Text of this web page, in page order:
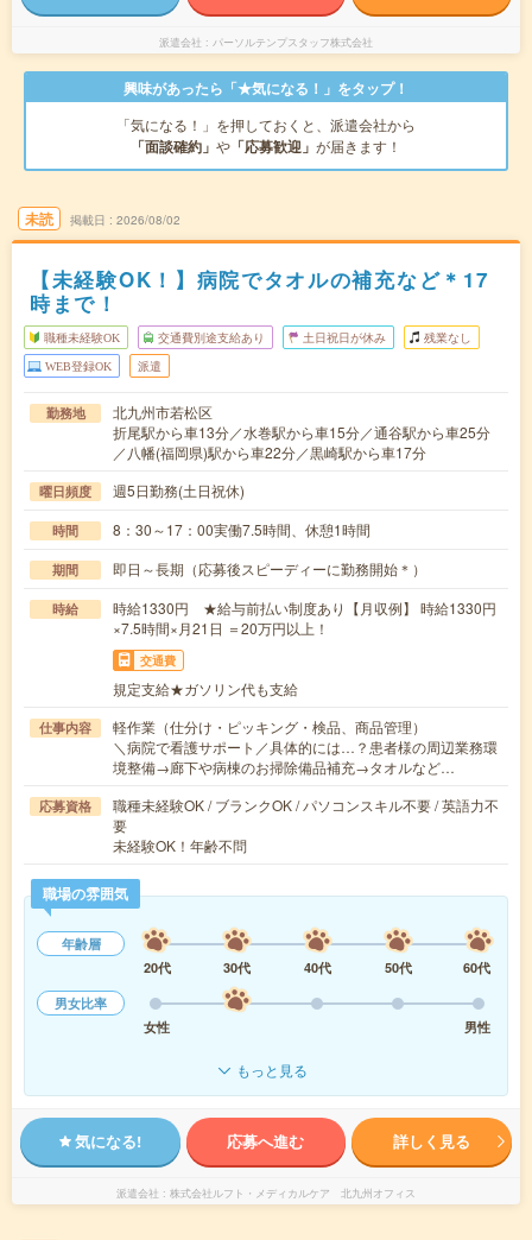
派遣会社 パーソルテンプスタッフ株式会社
興味があったら「★気になる！」をタップ！
「気になる！」を押しておくと、派遣会社から
「面談確約」 や 「応募歓迎」 が届きます！
未読 掲載日 2026/08/02
【未経験OK！】病院でタオルの補充など＊17
時まで！
職種未経験OK 交通費別途支給あり 土日祝日が休み 残業なし
WEB登録OK 派遣
勤務地
北九州市若松区
折尾駅から車13分／水巻駅から車15分／通谷駅から車25分
／八幡(福岡県)駅から車22分／黒崎駅から車17分
曜日頻度 週5日勤務(土日祝休)
時間 8：30～17：00実働7.5時間、休憩1時間
期間 即日～長期（応募後スピーディーに勤務開始＊）
時給
時給1330円 ★給与前払い制度あり【月収例】 時給1330円
×7.5時間×月21日 ＝20万円以上！
交通費
規定支給★ガソリン代も支給
仕事内容
軽作業（仕分け・ピッキング・検品、商品管理）
＼病院で看護サポート／具体的には…？患者様の周辺業務環
境整備→廊下や病棟のお掃除備品補充→タオルなど…
応募資格
職種未経験OK / ブランクOK / パソコンスキル不要 / 英語力不
要
未経験OK！年齢不問
職場の雰囲気
年齢層
20代
30代 40代 50代
60代
男女比率
女性
男性
もっと見る
気になる! 応募へ進む 詳しく見る
派遣会社 株式会社ルフト・メディカルケア 北九州オフィス